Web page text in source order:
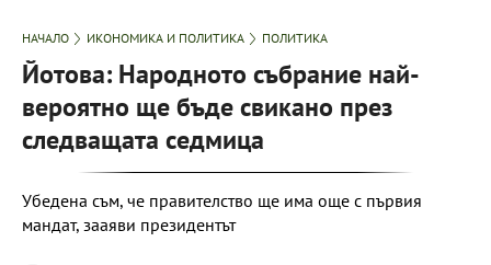
НАЧАЛО ИКОНОМИКА И ПОЛИТИКА ПОЛИТИКА
Йотова: Народното събрание най-
вероятно ще бъде свикано през
следващата седмица
Убедена съм, че правителство ще има още с първия
мандат, зааяви президентът